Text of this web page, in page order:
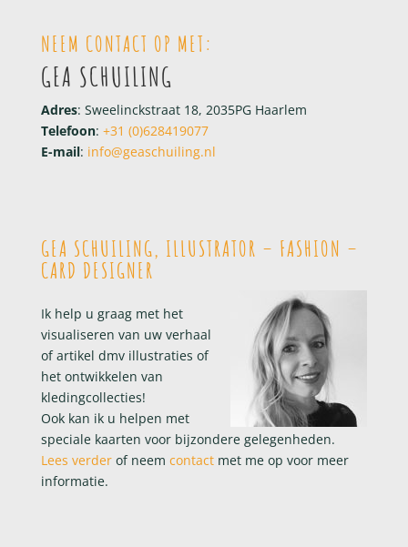
NEEM CONTACT OP MET:
GEA SCHUILING
Adres: Sweelinckstraat 18, 2035PG Haarlem
Telefoon: +31 (0)628419077
E-mail: info@geaschuiling.nl
GEA SCHUILING, ILLUSTRATOR – FASHION –
CARD DESIGNER
Ik help u graag met het
visualiseren van uw verhaal
of artikel dmv illustraties of
het ontwikkelen van
kledingcollecties!
Ook kan ik u helpen met
speciale kaarten voor bijzondere gelegenheden.
Lees verderof neem contactmet me op voor meer
informatie.